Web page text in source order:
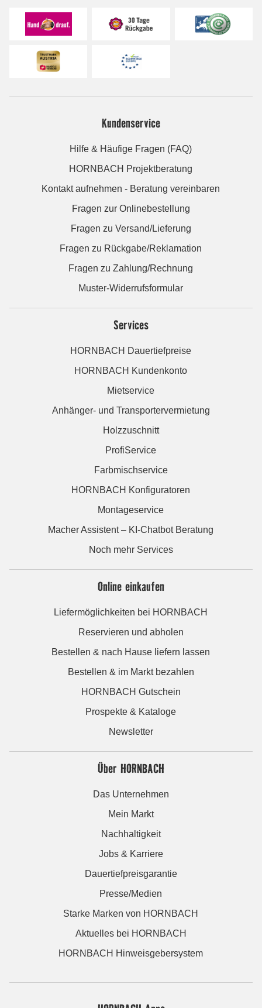
Kundenservice
Hilfe & Häufige Fragen (FAQ)
HORNBACH Projektberatung
Kontakt aufnehmen - Beratung vereinbaren
Fragen zur Onlinebestellung
Fragen zu Versand/Lieferung
Fragen zu Rückgabe/Reklamation
Fragen zu Zahlung/Rechnung
Muster-Widerrufsformular
Services
HORNBACH Dauertiefpreise
HORNBACH Kundenkonto
Mietservice
Anhänger- und Transportervermietung
Holzzuschnitt
ProfiService
Farbmischservice
HORNBACH Konfiguratoren
Montageservice
Macher Assistent – KI-Chatbot Beratung
Noch mehr Services
Online einkaufen
Liefermöglichkeiten bei HORNBACH
Reservieren und abholen
Bestellen & nach Hause liefern lassen
Bestellen & im Markt bezahlen
HORNBACH Gutschein
Prospekte & Kataloge
Newsletter
Über HORNBACH
Das Unternehmen
Mein Markt
Nachhaltigkeit
Jobs & Karriere
Dauertiefpreisgarantie
Presse/Medien
Starke Marken von HORNBACH
Aktuelles bei HORNBACH
HORNBACH Hinweisgebersystem